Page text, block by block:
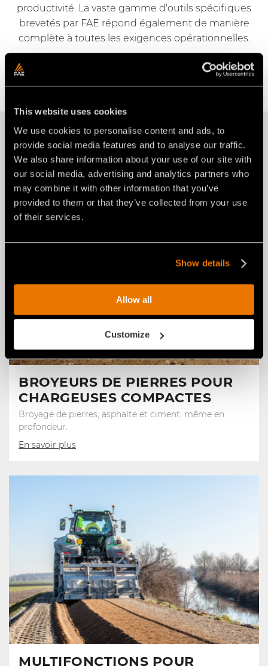
This website uses cookies
We use cookies to personalise content and ads, to
provide social media features and to analyse our traffic.
We also share information about your use of our site with
our social media, advertising and analytics partners who
may combine it with other information that you’ve
provided to them or that they’ve collected from your use
of their services.
Show details
Allow all
Customize
productivité. La vaste gamme d'outils spécifiques
brevetés par FAE répond également de manière
complète à toutes les exigences opérationnelles.
Demander des informations
DÉCOUVRIR LES PRODUITS
Construction
BROYEURS DE PIERRES POUR
CHARGEUSES COMPACTES
Broyage de pierres, asphalte et ciment, même en
profondeur.
En savoir plus
MULTIFONCTIONS POUR